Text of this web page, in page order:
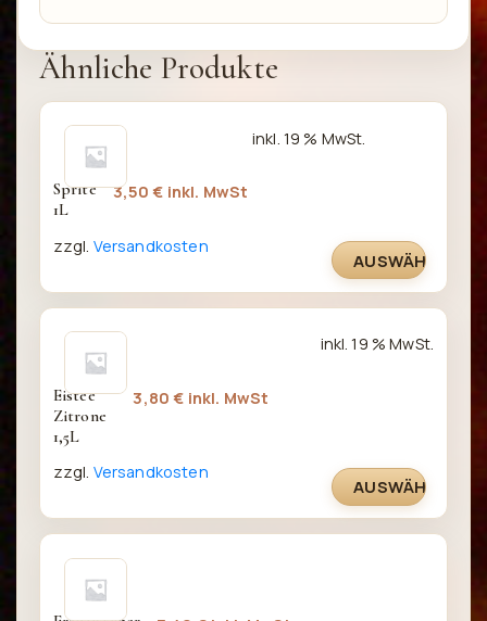
Ähnliche Produkte
Sprite
1L
3,50€ inkl. MwSt
inkl. 19 % MwSt.
zzgl. Versandkosten
AUSWÄHLEN
Eistee
Zitrone
1,5L
3,80€ inkl. MwSt
inkl. 19 % MwSt.
zzgl. Versandkosten
AUSWÄHLEN